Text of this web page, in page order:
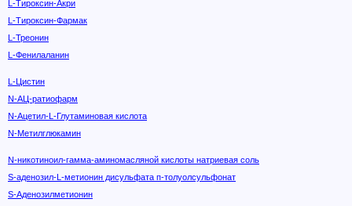
L-Тироксин-Акри
L-Тироксин-Фармак
L-Треонин
L-Фенилаланин
L-Цистин
N-АЦ-ратиофарм
N-Ацетил-L-Глутаминовая кислота
N-Метилглюкамин
N-никотиноил-гамма-аминомасляной кислоты натриевая соль
S-аденозил-L-метионин дисульфата п-толуолсульфонат
S-Аденозилметионин